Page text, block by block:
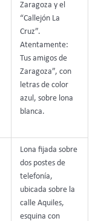
Zaragoza y el
“Callejón La
Cruz”.
Atentamente:
Tus amigos de
Zaragoza”, con
letras de color
azul, sobre lona
blanca.
Lona fijada sobre
dos postes de
telefonía,
ubicada sobre la
calle Aquiles,
esquina con